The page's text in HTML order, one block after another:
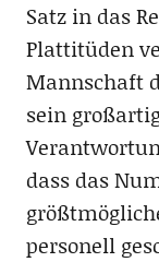
Satz in das
Plattitüden
Mannschaft
sein
dass das
personell